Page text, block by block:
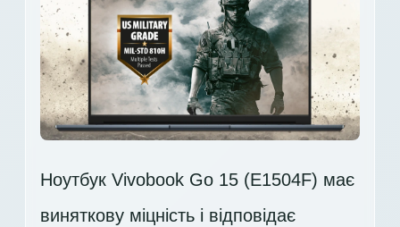
Ноутбук Vivobook Go 15 (E1504F) має
виняткову міцність і відповідає